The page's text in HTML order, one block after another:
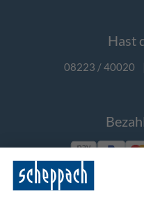
Hast
08223 / 40020